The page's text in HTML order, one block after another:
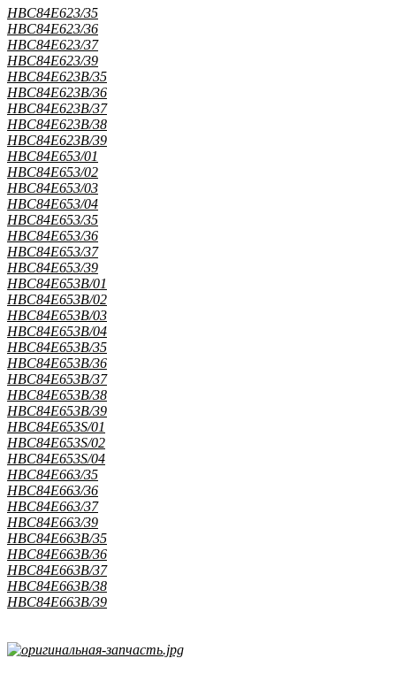
HBC84E623/35
HBC84E623/36
HBC84E623/37
HBC84E623/39
HBC84E623B/35
HBC84E623B/36
HBC84E623B/37
HBC84E623B/38
HBC84E623B/39
HBC84E653/01
HBC84E653/02
HBC84E653/03
HBC84E653/04
HBC84E653/35
HBC84E653/36
HBC84E653/37
HBC84E653/39
HBC84E653B/01
HBC84E653B/02
HBC84E653B/03
HBC84E653B/04
HBC84E653B/35
HBC84E653B/36
HBC84E653B/37
HBC84E653B/38
HBC84E653B/39
HBC84E653S/01
HBC84E653S/02
HBC84E653S/04
HBC84E663/35
HBC84E663/36
HBC84E663/37
HBC84E663/39
HBC84E663B/35
HBC84E663B/36
HBC84E663B/37
HBC84E663B/38
HBC84E663B/39